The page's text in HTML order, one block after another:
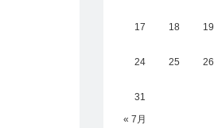
17 18 19
24 25 26
31
« 7月